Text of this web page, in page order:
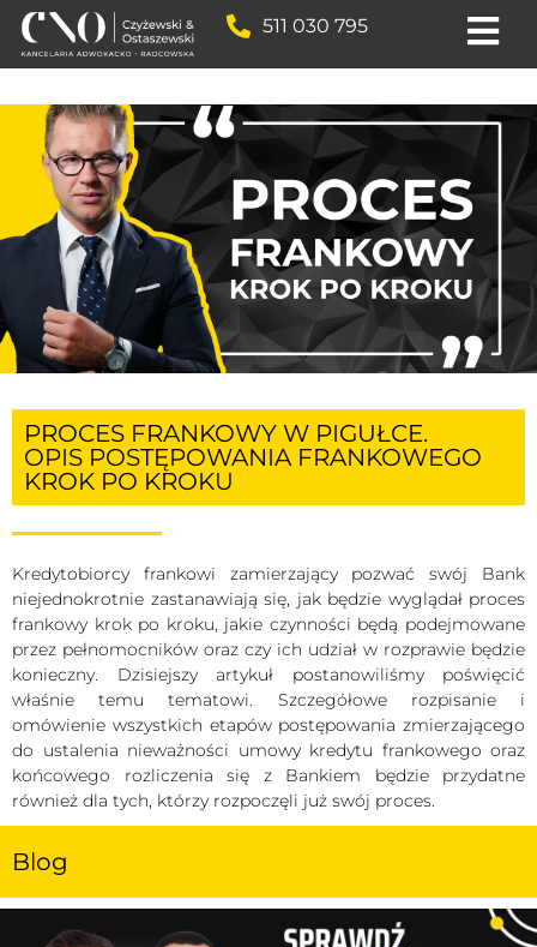
511 030 795
PROCES FRANKOWY W PIGUŁCE.
OPIS POSTĘPOWANIA FRANKOWEGO
KROK PO KROKU
Kredytobiorcy frankowi zamierzający pozwać swój Bank
niejednokrotnie zastanawiają się, jak będzie wyglądał proces
frankowy krok po kroku, jakie czynności będą podejmowane
przez pełnomocników oraz czy ich udział w rozprawie będzie
konieczny. Dzisiejszy artykuł postanowiliśmy poświęcić
właśnie temu tematowi. Szczegółowe rozpisanie i
omówienie wszystkich etapów postępowania zmierzającego
do ustalenia nieważności umowy kredytu frankowego oraz
końcowego rozliczenia się z Bankiem będzie przydatne
również dla tych, którzy rozpoczęli już swój proces.
Blog